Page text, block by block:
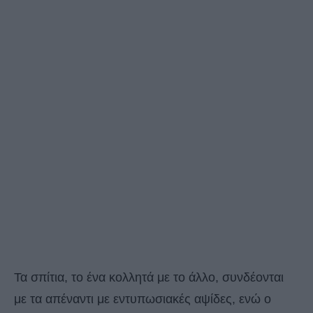
Τα σπίτια, το ένα κολλητά με το άλλο, συνδέονται
με τα απέναντι με εντυπωσιακές αψίδες, ενώ ο